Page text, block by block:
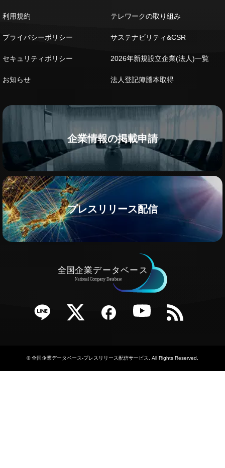
利用規約
プライバシーポリシー
セキュリティポリシー
お知らせ
テレワークの取り組み
サステナビリティ&CSR
2026年新規設立企業(法人)一覧
法人登記簿謄本取得
企業情報の掲載申請
プレスリリース配信
Twitter Facebook YouTube RSS
©全国企業データベース-プレスリリース配信サービス . All Rights Reserved.